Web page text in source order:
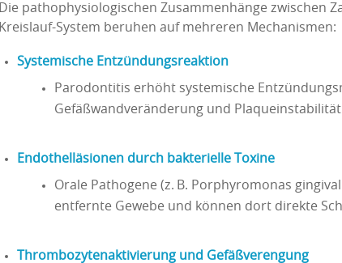
Die pathophysiologischen Zusammenhänge zwischen
Kreislauf-System beruhen auf mehreren Mechanismen:
Systemische Entzündungsreaktion
Parodontitis erhöht systemische
Gefäßwandveränderung und
Endothelläsionen durch bakterielle Toxine
Orale Pathogene (z. B. Porphyromonas
entfernte Gewebe und können dort direkte
Thrombozytenaktivierung und Gefäßverengung